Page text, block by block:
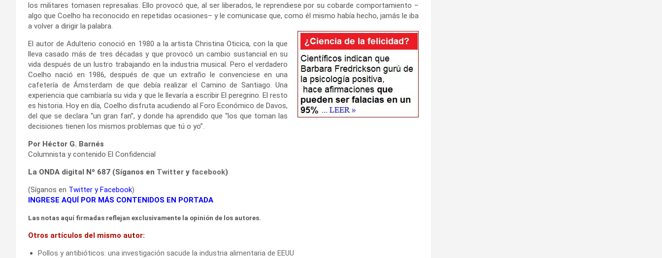
los militares tomasen represalias. Ello provocó que, al ser liberados, le reprendiese por su cobarde comportamiento –
algo que Coelho ha reconocido en repetidas ocasiones– y le comunicase que, como él mismo había hecho, jamás le iba
a volver a dirigir la palabra.
El autor de Adulterio conoció en 1980 a la artista Christina Oticica, con la que
lleva casado más de tres décadas y que provocó un cambio sustancial en su
vida después de un lustro trabajando en la industria musical. Pero el verdadero
Coelho nació en 1986, después de que un extraño le convenciese en una
cafetería de Ámsterdam de que debía realizar el Camino de Santiago. Una
experiencia que cambiaría su vida y que le llevaría a escribir El peregrino. El resto
es historia. Hoy en día, Coelho disfruta acudiendo al Foro Económico de Davos,
del que se declara “un gran fan”, y donde ha aprendido que “los que toman las
decisiones tienen los mismos problemas que tú o yo”.
Por Héctor G. Barnés
Columnista y contenido El Confidencial
La ONDA digital Nº 687 (Síganos en Twitter y facebook)
(Síganos en Twitter yFacebook)
INGRESE AQUÍ POR MÁS CONTENIDOS EN PORTADA
Las notas aquí firmadas reflejan exclusivamente la opinión de los autores.
Otros artículos del mismo autor:
Pollos y antibióticos: una investigación sacude la industria alimentaria de EEUU